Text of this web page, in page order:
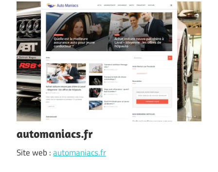
automaniacs.fr
Site web :automaniacs.fr